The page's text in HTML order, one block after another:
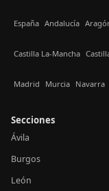
España Andalucía
Castilla La-Mancha
Madrid Murcia Navarra
Secciones
Ávila
Burgos
León